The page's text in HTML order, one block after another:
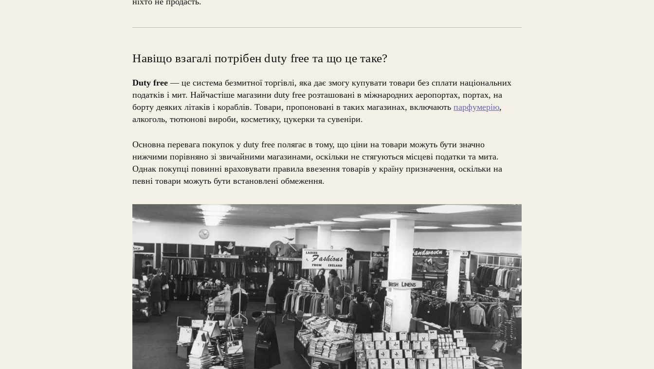
Навіщо взагалі потрібен duty free та що це таке?
Duty free — це система безмитної торгівлі, яка дає змогу купувати товари без сплати національних
податків і мит. Найчастіше магазини duty free розташовані в міжнародних аеропортах, портах, на
борту деяких літаків і кораблів. Товари, пропоновані в таких магазинах, включаютьпарфумерію,
алкоголь, тютюнові вироби, косметику, цукерки та сувеніри.
Основна перевага покупок у duty free полягає в тому, що ціни на товари можуть бути значно
нижчими порівняно зі звичайними магазинами, оскільки не стягуються місцеві податки та мита.
Однак покупці повинні враховувати правила ввезення товарів у країну призначення, оскільки на
певні товари можуть бути встановлені обмеження.